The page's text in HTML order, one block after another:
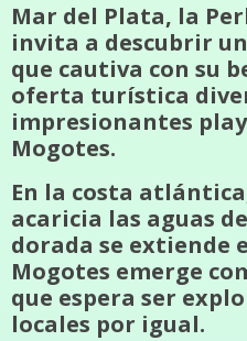
Mar del Plata, la
invita a descubrir
que cautiva con su
oferta turística
impresionantes
Mogotes.
En la costa
acaricia las aguas
dorada se extiende
Mogotes emerge
que espera ser
locales por igual.